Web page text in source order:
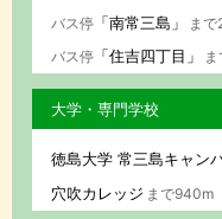
バス停「南常三島」
まで
バス停「住吉四丁目」
大学・専門学校
徳島大学 常三島キャン
穴吹カレッジ まで940m